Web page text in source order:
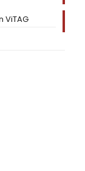
ViTAG